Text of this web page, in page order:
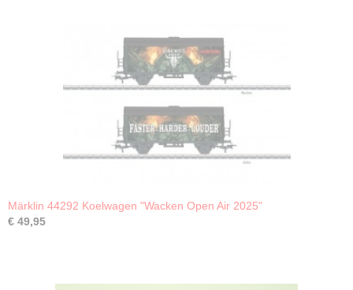
Märklin 44292 Koelwagen "Wacken Open Air 2025"
€ 49,95